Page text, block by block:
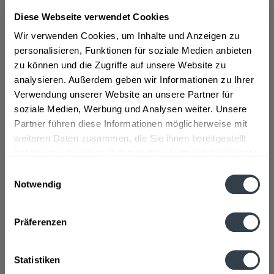
Diese Webseite verwendet Cookies
Wir verwenden Cookies, um Inhalte und Anzeigen zu
personalisieren, Funktionen für soziale Medien anbieten
zu können und die Zugriffe auf unsere Website zu
analysieren. Außerdem geben wir Informationen zu Ihrer
Verwendung unserer Website an unsere Partner für
soziale Medien, Werbung und Analysen weiter. Unsere
Partner führen diese Informationen möglicherweise mit
weiteren Daten zusammen, die Sie ihnen bereitgestellt
Notwendig
Präferenzen
Statistiken
Hektar Rebfläche und ist seither ein in Familienbesitz
befindliches Weingut in Südtirol in Italien. Elena Walch
war die erste Winzerin Italiens, die eigenen Wein
herstellte und vertrieb. Das Weingut gehört dadurch
heute zu den renommiertesten Weingütern Italiens und
verzeichnet mit seinen einzigartigen Weinproduktionen
auch einige internationale Erfolge.
Weißweinsorten. Dazu gehören unter anderem der
Chardonnay, der Gewürztraminer, der Pinot Grigio, der